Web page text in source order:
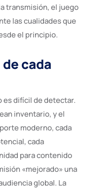
transmisión, el juego
las cualidades que
el principio.
cada
es difícil de detectar.
inventario, y el
moderno, cada
cada
para contenido
«mejorado» una
global. La